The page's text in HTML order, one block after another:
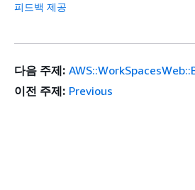
피드백 제공
다음 주제:
이전 주제: Previous